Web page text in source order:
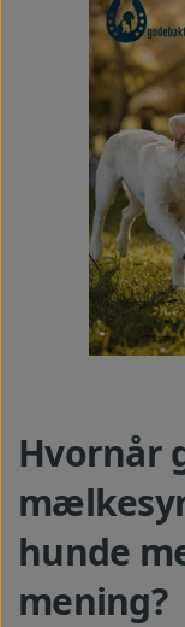
Hvornår
hunde
mening?